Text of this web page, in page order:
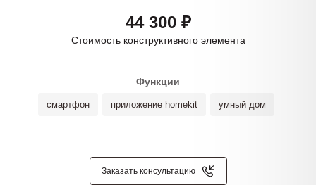
44 300 ₽
Стоимость конструктивного элемента
Функции
смартфон приложение homekit умный дом
Заказать консультацию